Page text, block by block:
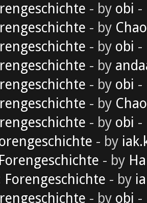
- by obi -
- by
- by obi -
- by
- by obi -
- by
- by obi -
- by
- by
Forengeschichte - by
- by obi -